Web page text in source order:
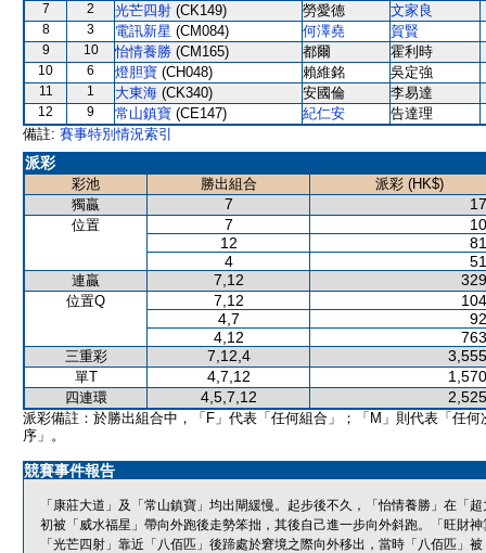
7 2 光芒四射 (CK149) 勞愛德 文家良
8 3 電訊新星 (CM084) 何澤堯 賀賢
9 10 怡情養勝 (CM165) 都爾 霍利時
10 6 燈胆寶 (CH048) 賴維銘 吳定強
11 1 大東海 (CK340) 安國倫 李易達
12 9 常山鎮寶 (CE147) 紀仁安
告達理
備註: 賽事特別情況索引
派彩
彩池 勝出組合
派彩 (HK$)
獨贏
7
位置 7
12
4
連贏 7,12
位置Q 7,12
4,7
4,12
三重彩 7,12,4
單T 4,7,12
四連環 4,5,7,12
派彩備註：於勝出組合中，「F」代表「任何組合」；「M」則代表「任何
序」。
競賽事件報告
「康莊大道」及「常山鎮寶」均出閘緩慢。起步後不久，「怡情養勝」在「
初被「威水福星」帶向外跑後走勢笨拙，其後自己進一步向外斜跑。「旺財
「光芒四射」靠近「八佰匹」後蹄處於窘境之際向外移出，當時「八佰匹」